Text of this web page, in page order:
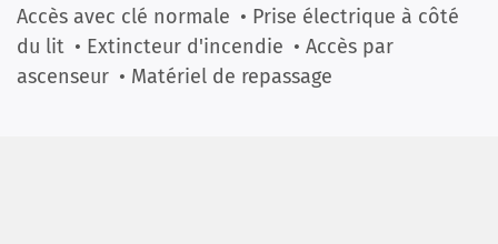
Accès avec clé normale • Prise électrique à côté
du lit • Extincteur d'incendie • Accès par
ascenseur • Matériel de repassage